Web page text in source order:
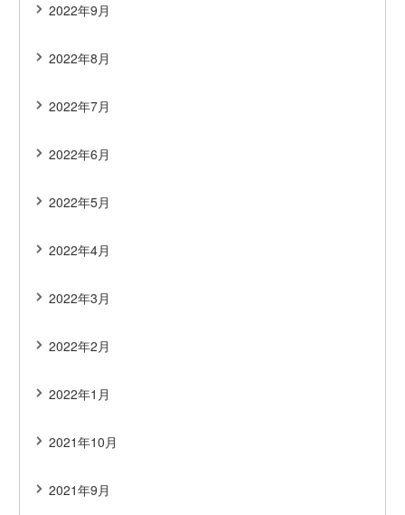
2022年9月
2022年8月
2022年7月
2022年6月
2022年5月
2022年4月
2022年3月
2022年2月
2022年1月
2021年10月
2021年9月